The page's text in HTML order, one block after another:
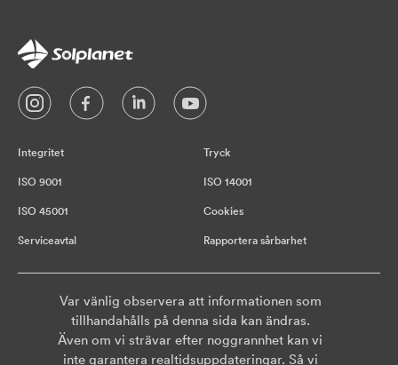
Integritet Tryck
ISO 9001 ISO 14001
ISO 45001 Cookies
Serviceavtal Rapportera sårbarhet
Var vänlig observera att informationen som
tillhandahålls på denna sida kan ändras.
Även om vi strävar efter noggrannhet kan vi
inte garantera realtidsuppdateringar. Så vi